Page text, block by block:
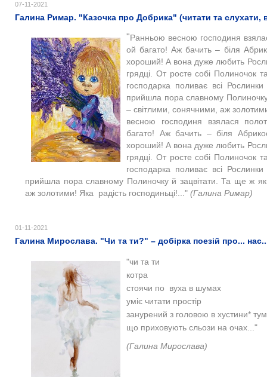
07-11-2021
Галина Римар. "Казочка про Добрика" (читати та слухати,
"Ранньою весною господиня
ой багато! Аж бачить – біля
хороший! А вона дуже любить
грядці. От росте собі Полиночок
господарка поливає всі
прийшла пора славному
– світлими, сонячними, аж
весною господиня взялася
багато! Аж бачить – біля
хороший! А вона дуже любить
грядці. От росте собі Полиночок
господарка поливає всі
прийшла пора славному Полиночку й зацвітати. Та ще ж
аж золотими! Яка радість господиньці!..." (Галина Римар)
01-11-2021
Галина Мирослава. "Чи та ти?" – добірка поезій про...
"чи та ти
котра
стоячи по вуха в шумах
уміє читати простір
занурений з головою в хустини*
що приховують сльози на очах..."
(Галина Мирослава)